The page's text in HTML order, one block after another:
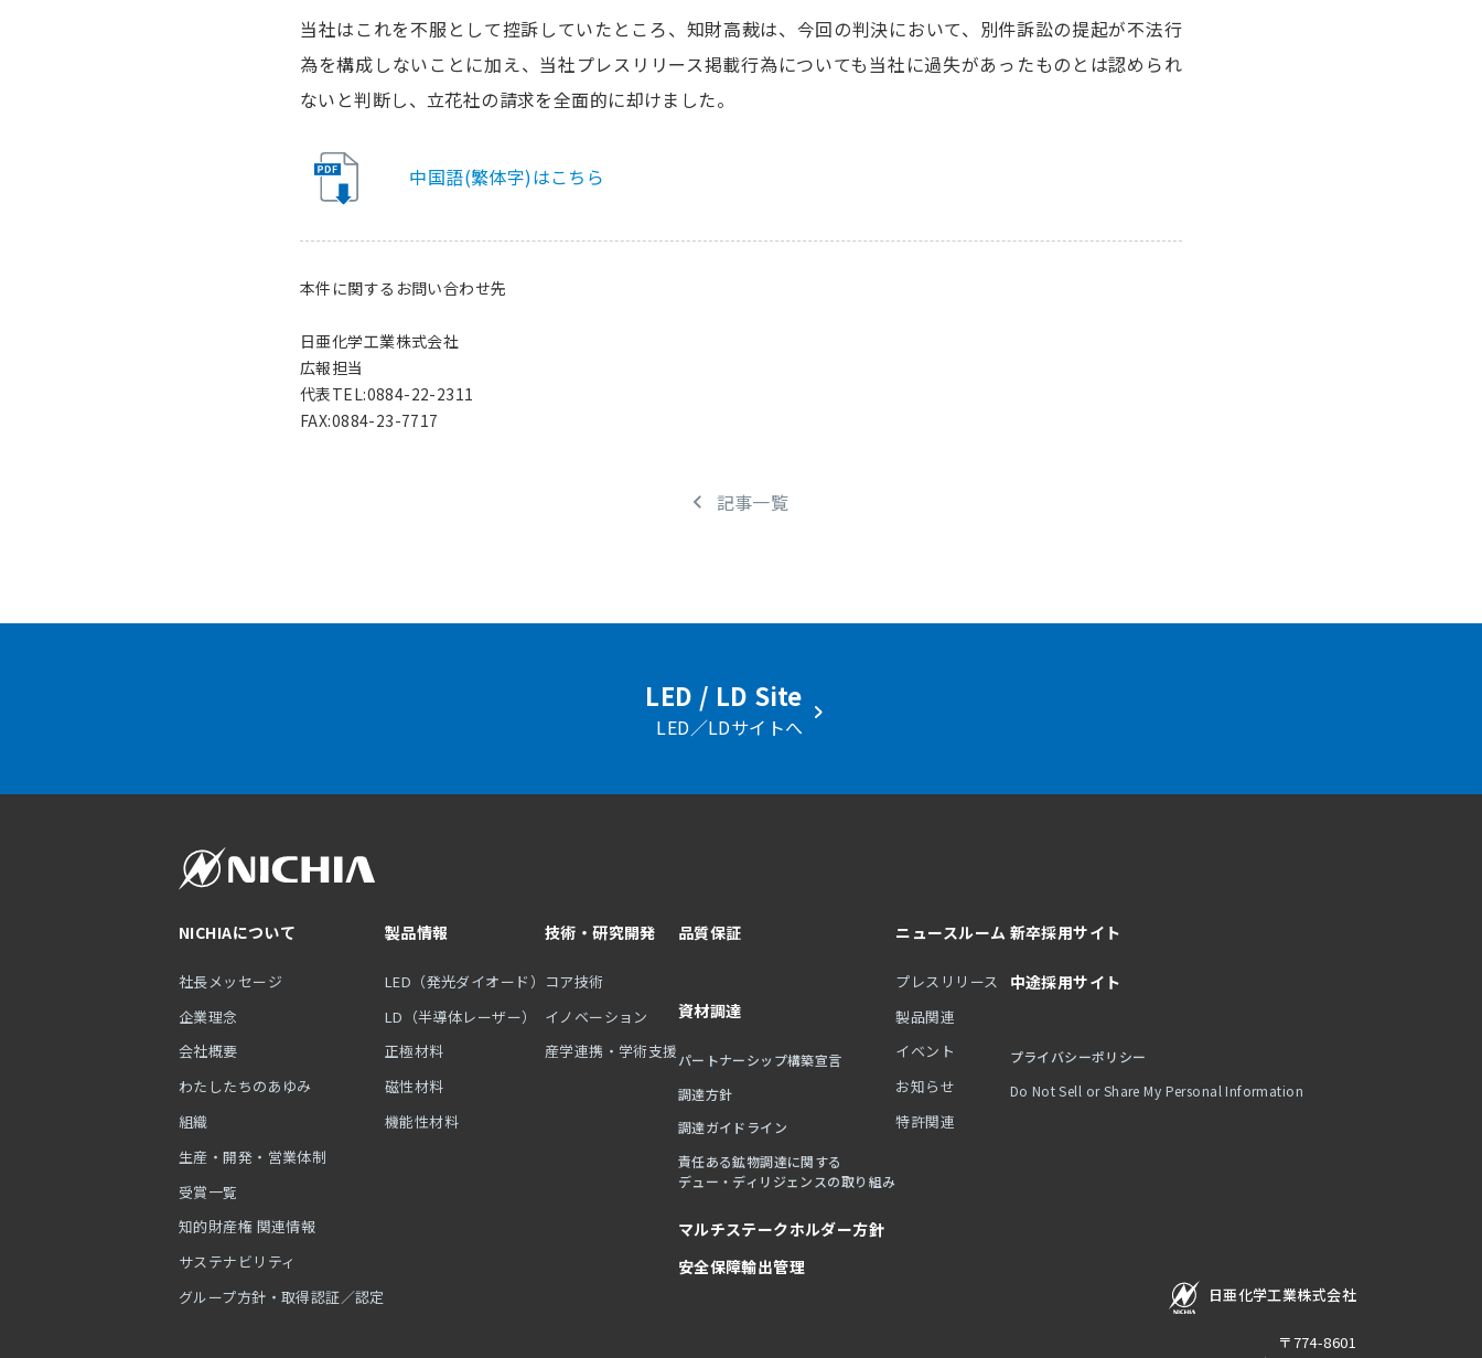
当社はこれを不服として控訴していたところ、知財高裁は、今回の判決において、別件訴訟の提起が不法行
為を構成しないことに加え、当社プレスリリース掲載行為についても当社に過失があったものとは認められ
ないと判断し、立花社の請求を全面的に却けました。
中国語(繁体字)はこちら
本件に関するお問い合わせ先
日亜化学工業株式会社
広報担当
代表TEL:0884-22-2311
FAX:0884-23-7717
記事一覧
LED / LD Site
LED／LDサイトへ
NICHIAについて
社長メッセージ
企業理念
会社概要
わたしたちのあゆみ
組織
生産・開発・営業体制
受賞一覧
知的財産権 関連情報
サステナビリティ
グループ方針・取得認証／認定
製品情報
LED（発光ダイオード）
LD（半導体レーザー）
正極材料
磁性材料
機能性材料
技術・研究開発
コア技術
イノベーション
産学連携・学術支援
品質保証
資材調達
パートナーシップ構築宣言
調達方針
調達ガイドライン
責任ある鉱物調達に関する
デュー・ディリジェンスの取り組み
マルチステークホルダー方針
安全保障輸出管理
ニュースルーム
プレスリリース
製品関連
イベント
お知らせ
特許関連
新卒採用サイト
中途採用サイト
プライバシーポリシー
Do Not Sell or Share My Personal Information
日亜化学工業株式会社
〒774-8601